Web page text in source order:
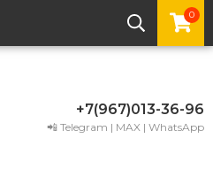
0
+7(967)013-36-96
📲 Telegram | MAX | WhatsApp